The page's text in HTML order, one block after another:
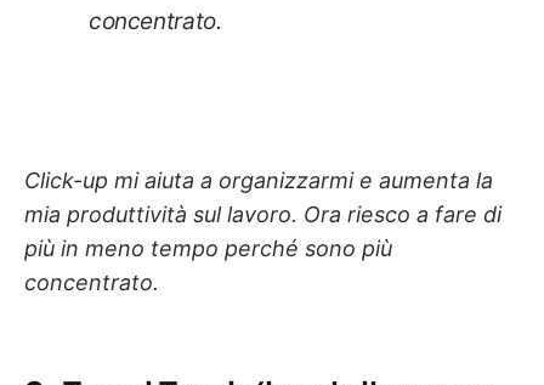
concentrato.
Click-up mi aiuta a organizzarmi e aumenta la
mia produttività sul lavoro. Ora riesco a fare di
più in meno tempo perché sono più
concentrato.